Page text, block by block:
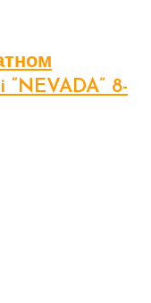
8-